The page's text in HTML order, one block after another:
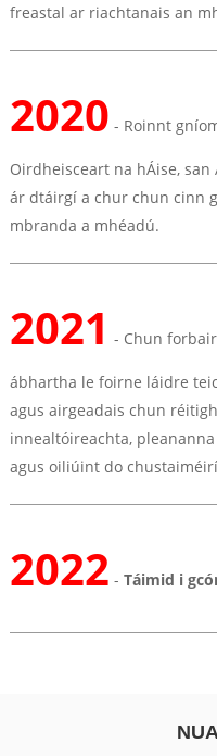
freastal ar riachtanais an
2020 - Roinnt
Oirdheisceart na hÁise,
ár dtáirgí a chur chun cinn
mbranda a mhéadú.
2021 - Chun
ábhartha le foirne láidre
agus airgeadais chun
innealtóireachta,
agus oiliúint do
2022 - Táimid i